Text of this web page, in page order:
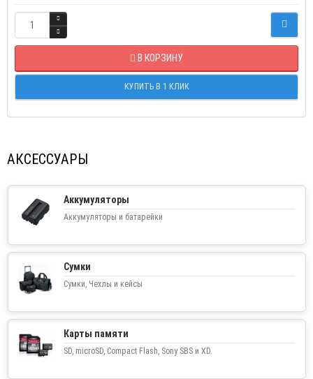
В КОРЗИНУ
КУПИТЬ В 1 КЛИК
АКСЕССУАРЫ
Аккумуляторы
Аккумуляторы и батарейки
Сумки
Сумки, Чехлы и кейсы
Карты памяти
SD, microSD, Compact Flash, Sony SBS и XD.